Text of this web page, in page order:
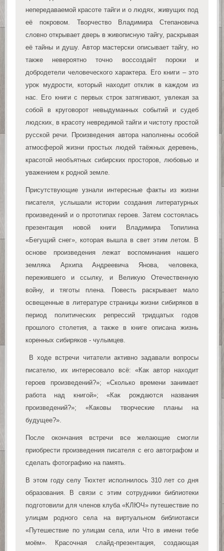
непередаваемой красоте тайги и о людях, живущих под
её покровом. Творчество Владимира Степановича
словно открывает дверь в живописную тайгу, раскрывая
её тайны и душу. Автор мастерски описывает тайгу, но
также невероятно точно воссоздаёт пороки и
добродетели человеческого характера. Его книги – это
урок мудрости, который находит отклик в каждом из
нас. Его книги с первых строк затягивают, увлекая за
собой в круговорот невыдуманных событий и судеб
людских, в красоту невредимой тайги и чистоту простой
русской речи. Произведения автора наполнены особой
атмосферой жизни простых людей таёжных деревень,
красотой необъятных сибирских просторов, любовью и
уважением к родной земле.
Присутствующие узнали интересные факты из жизни
писателя, услышали истории создания литературных
произведений и о прототипах героев. Затем состоялась
презентация новой книги Владимира Топилина
«Бегущий снег», которая вышла в свет этим летом. В
основе произведения лежат воспоминания нашего
земляка Архипа Андреевича Янова, человека,
пережившего и ссылку, и Великую Отечественную
войну, и тяготы плена. Повесть раскрывает мало
освещенные в литературе страницы жизни сибиряков в
период политических репрессий тридцатых годов
прошлого столетия, а также в книге описана жизнь
коренных сибиряков - чулымцев.
В ходе встречи читатели активно задавали вопросы
писателю, их интересовало всё: «Как автор находит
героев произведений?»; «Сколько времени занимает
работа над книгой»; «Как рождаются названия
произведений?»; «Каковы творческие планы на
будущее?».
После окончания встречи все желающие смогли
приобрести произведения писателя с его автографом и
сделать фотографию на память.
В этом году селу Тюхтет исполнилось 310 лет со дня
образования. В связи с этим сотрудники библиотеки
подготовили для членов клуба «КЛЮЧ» путешествие по
улицам родного села на виртуальном библиотакси
«Путешествие по улицам села, или Что в имени тебе
моём». Красочная слайд-презентация, создающая